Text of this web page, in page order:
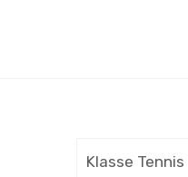
Klasse Tennis